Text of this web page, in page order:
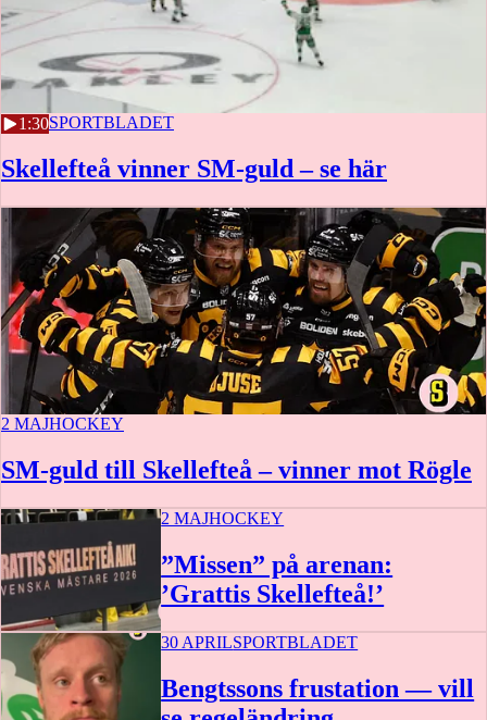
1:30
2 MAJSPORTBLADET
Skellefteå vinner SM-guld – se här
2 MAJHOCKEY
SM-guld till Skellefteå – vinner mot Rögle
2 MAJHOCKEY
”Missen” på arenan:
’Grattis Skellefteå!’
30 APRILSPORTBLADET
Bengtssons frustation — vill